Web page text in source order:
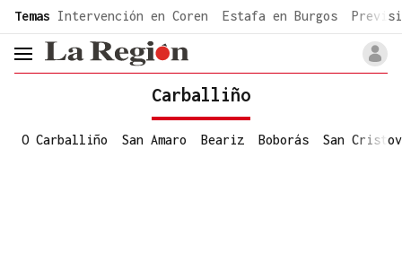
common.go-to-content
Temas Intervención en Coren Estafa en Burgos
header.menu.open
Carballiño
O Carballiño San Amaro Beariz Boborás San